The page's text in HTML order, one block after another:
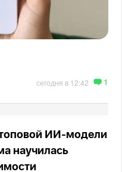
сегодня в 12:42 1
ИИ-модели
научилась